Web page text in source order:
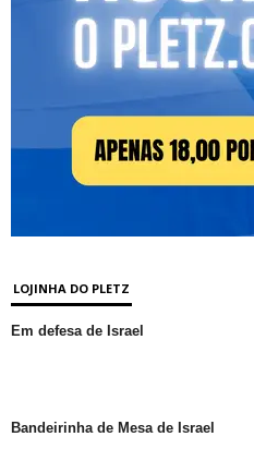
LOJINHA DO PLETZ
Em defesa de Israel
Bandeirinha de Mesa de Israel